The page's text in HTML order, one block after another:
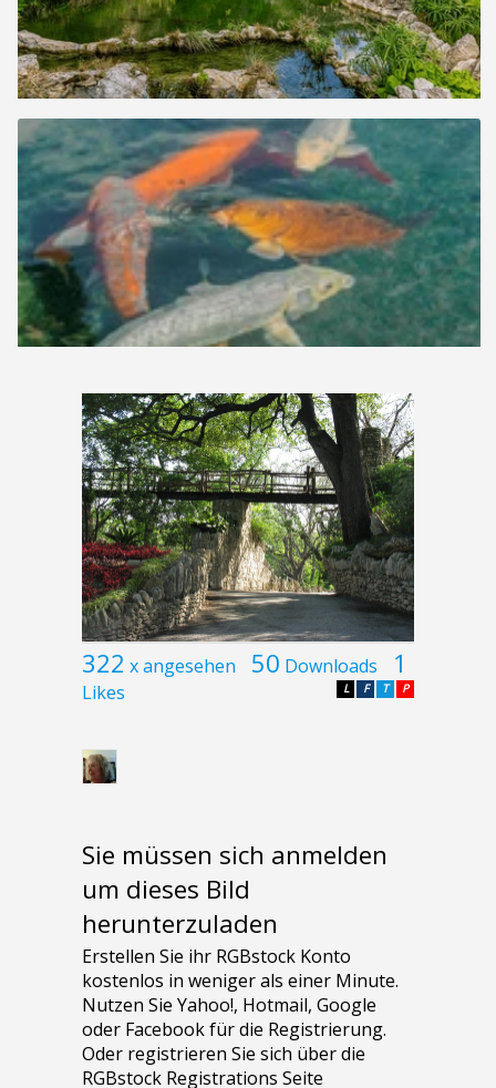
322 x angesehen 50 Downloads 1
Likes P
T
F
L
Sie müssen sich anmelden
um dieses Bild
herunterzuladen